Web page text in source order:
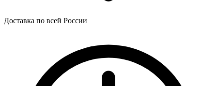
Доставка по всей России